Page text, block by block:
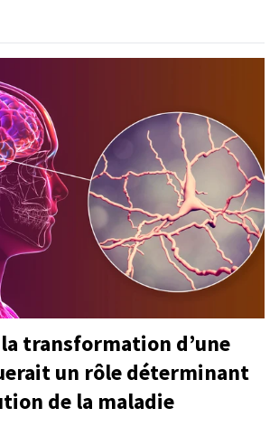
transformation d’une
un rôle déterminant
de la maladie